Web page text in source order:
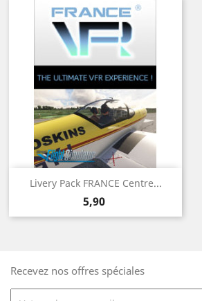
Livery Pack FRANCE Centre...
Prix
5,90
Recevez nos offres spéciales